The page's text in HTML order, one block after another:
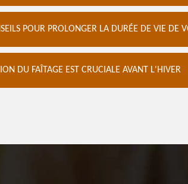
POUR PROLONGER LA DURÉE DE VIE DE
DU FAÎTAGE EST CRUCIALE AVANT L'HIVER